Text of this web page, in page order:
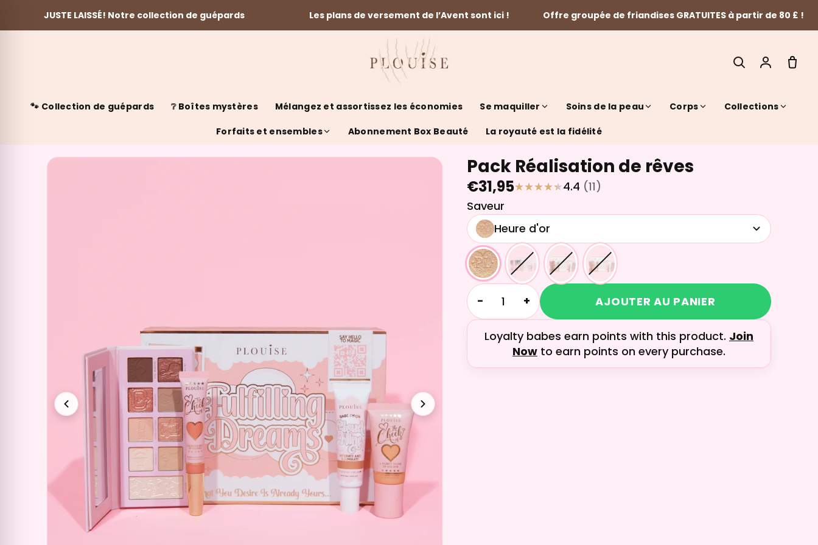
JUSTE LAISSÉ! Notre collection de guépards Les plans de versement de l’Avent sont ici ! Offre groupée de friandises GRATUITES à partir de 80 £ !
🐾 Collection de guépards ❔ Boîtes mystères Mélangez et assortissez les économies Se maquiller Soins de la peau Corps Collections
Forfaits et ensembles Abonnement Box Beauté La royauté est la fidélité
Pack Réalisation de rêves
€31,95 4.4 (11)
Saveur
Heure d'or
− + AJOUTER AU PANIER
Loyalty babes earn points with this product. Join
Now to earn points on every purchase.